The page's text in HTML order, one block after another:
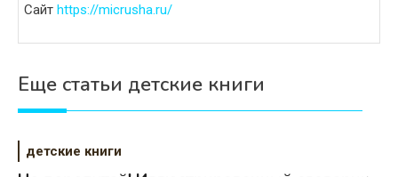
Сайт https://micrusha.ru/
Еще статьи детские книги
детские книги